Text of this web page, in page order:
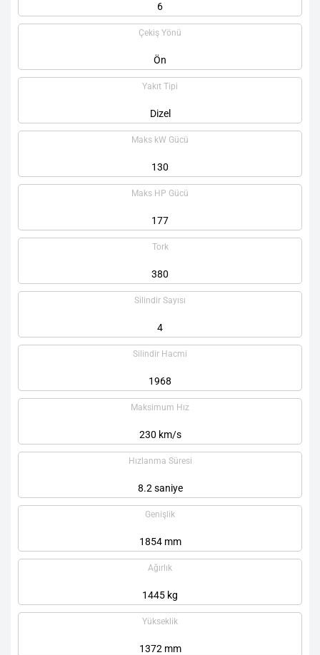
6
Çekiş Yönü
Ön
Yakıt Tipi
Dizel
Maks kW Gücü
130
Maks HP Gücü
177
Tork
380
Silindir Sayısı
4
Silindir Hacmi
1968
Maksimum Hız
230 km/s
Hızlanma Süresi
8.2 saniye
Genişlik
1854 mm
Ağırlık
1445 kg
Yükseklik
1372 mm